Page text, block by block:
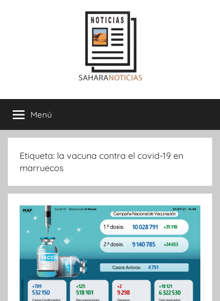
Sahara
Noticias
Menú
Etiqueta: la vacuna contra el covid-19 en
marruecos